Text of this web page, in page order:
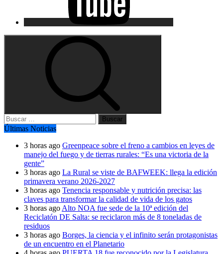
Buscar:
Últimas Noticias
3 horas ago Greenpeace sobre el freno a cambios en leyes de
manejo del fuego y de tierras rurales: “Es una victoria de la
gente”
3 horas ago La Rural se viste de BAFWEEK: llega la edición
primavera verano 2026-2027
3 horas ago Tenencia responsable y nutrición precisa: las
claves para transformar la calidad de vida de los gatos
3 horas ago Alto NOA fue sede de la 10ª edición del
Reciclatón DE Salta: se reciclaron más de 8 toneladas de
residuos
3 horas ago Borges, la ciencia y el infinito serán protagonistas
de un encuentro en el Planetario